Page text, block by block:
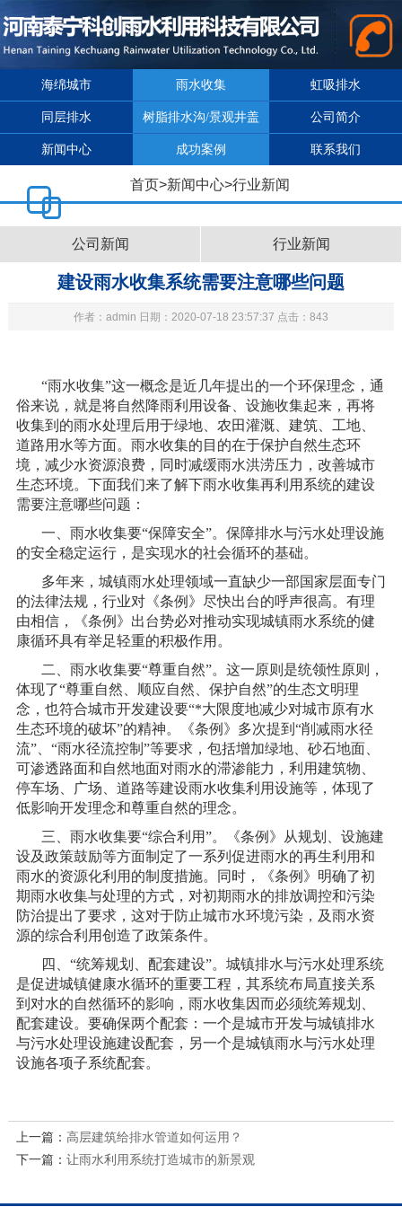
海绵城市 雨水收集 虹吸排水
同层排水 树脂排水沟/景观井盖 公司简介
新闻中心 成功案例 联系我们
首页>新闻中心>行业新闻
公司新闻 行业新闻
建设雨水收集系统需要注意哪些问题
作者：admin 日期：2020-07-18 23:57:37 点击：843
“雨水收集”这一概念是近几年提出的一个环保理念，通
俗来说，就是将自然降雨利用设备、设施收集起来，再将
收集到的雨水处理后用于绿地、农田灌溉、建筑、工地、
道路用水等方面。雨水收集的目的在于保护自然生态环
境，减少水资源浪费，同时减缓雨水洪涝压力，改善城市
生态环境。下面我们来了解下雨水收集再利用系统的建设
需要注意哪些问题：
一、雨水收集要“保障安全”。保障排水与污水处理设施
的安全稳定运行，是实现水的社会循环的基础。
多年来，城镇雨水处理领域一直缺少一部国家层面专门
的法律法规，行业对《条例》尽快出台的呼声很高。有理
由相信，《条例》出台势必对推动实现城镇雨水系统的健
康循环具有举足轻重的积极作用。
二、雨水收集要“尊重自然”。这一原则是统领性原则，
体现了“尊重自然、顺应自然、保护自然”的生态文明理
念，也符合城市开发建设要“*大限度地减少对城市原有水
生态环境的破坏”的精神。《条例》多次提到“削减雨水径
流”、“雨水径流控制”等要求，包括增加绿地、砂石地面、
可渗透路面和自然地面对雨水的滞渗能力，利用建筑物、
停车场、广场、道路等建设雨水收集利用设施等，体现了
低影响开发理念和尊重自然的理念。
三、雨水收集要“综合利用”。《条例》从规划、设施建
设及政策鼓励等方面制定了一系列促进雨水的再生利用和
雨水的资源化利用的制度措施。同时，《条例》明确了初
期雨水收集与处理的方式，对初期雨水的排放调控和污染
防治提出了要求，这对于防止城市水环境污染，及雨水资
源的综合利用创造了政策条件。
四、“统筹规划、配套建设”。城镇排水与污水处理系统
是促进城镇健康水循环的重要工程，其系统布局直接关系
到对水的自然循环的影响，雨水收集因而必须统筹规划、
配套建设。要确保两个配套：一个是城市开发与城镇排水
与污水处理设施建设配套，另一个是城镇雨水与污水处理
设施各项子系统配套。
上一篇： 高层建筑给排水管道如何运用？
下一篇： 让雨水利用系统打造城市的新景观